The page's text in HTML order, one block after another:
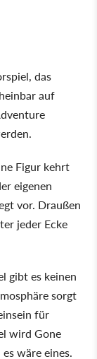
das
auf
Figur kehrt
eigenen
vor. Draußen
jeder Ecke
gibt es keinen
sorgt
für
wird Gone
wäre eines.